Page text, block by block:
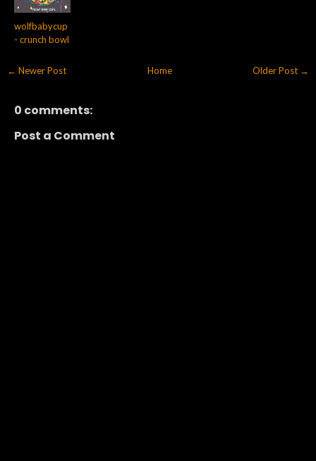
wolfbabycup
- crunch bowl
← Newer Post Older Post →
Home
0 comments:
Post a Comment